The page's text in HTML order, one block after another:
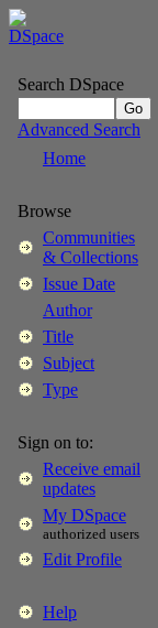
Search DSpace
Advanced Search
Home
Browse
Communities
& Collections
Issue Date
Author
Title
Subject
Type
Sign on to:
Receive email
updates
My DSpace
authorized users
Edit Profile
Help